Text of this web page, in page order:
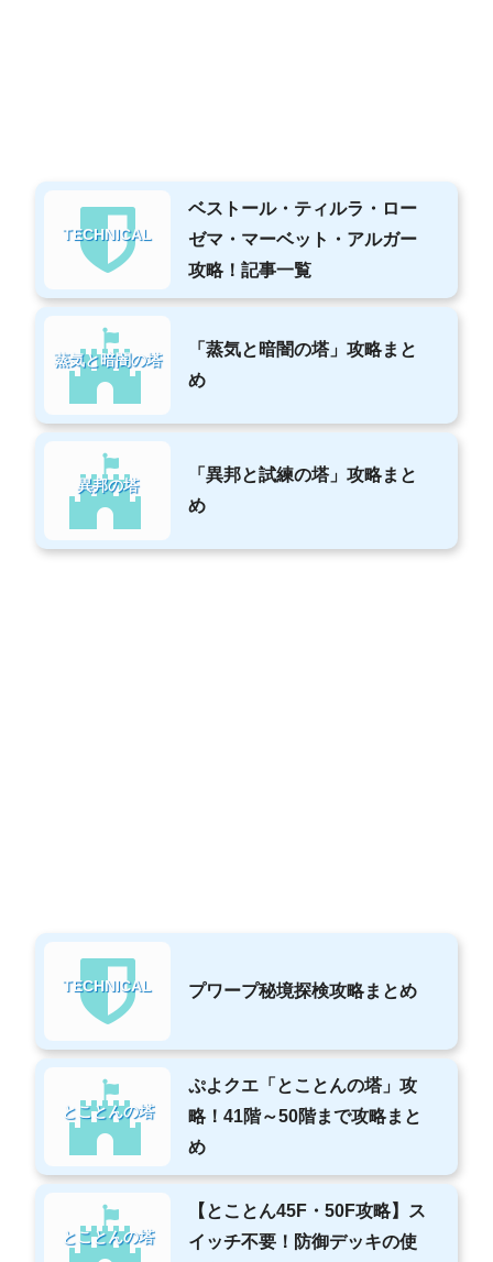
TECHNICAL
ベストール・ティルラ・ロー
ゼマ・マーベット・アルガー
攻略！記事一覧
蒸気と暗闇の塔
「蒸気と暗闇の塔」攻略まと
め
異邦の塔
「異邦と試練の塔」攻略まと
め
TECHNICAL プワープ秘境探検攻略まとめ
とことんの塔
ぷよクエ「とことんの塔」攻
略！41階～50階まで攻略まと
め
とことんの塔
【とことん45F・50F攻略】ス
イッチ不要！防御デッキの使